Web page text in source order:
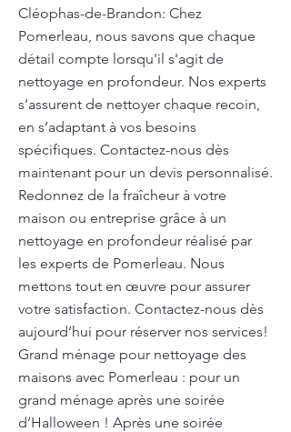
Cléophas-de-Brandon: Chez
Pomerleau, nous savons que chaque
détail compte lorsqu'il s'agit de
nettoyage en profondeur. Nos experts
s’assurent de nettoyer chaque recoin,
en s’adaptant à vos besoins
spécifiques. Contactez-nous dès
maintenant pour un devis personnalisé.
Redonnez de la fraîcheur à votre
maison ou entreprise grâce à un
nettoyage en profondeur réalisé par
les experts de Pomerleau. Nous
mettons tout en œuvre pour assurer
votre satisfaction. Contactez-nous dès
aujourd’hui pour réserver nos services!
Grand ménage pour nettoyage des
maisons avec Pomerleau : pour un
grand ménage après une soirée
d’Halloween ! Après une soirée